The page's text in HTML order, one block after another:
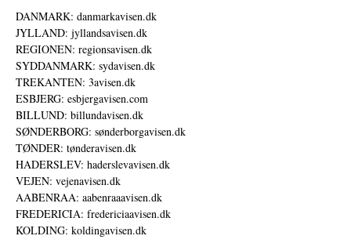
DANMARK: danmarkavisen.dk
JYLLAND: jyllandsavisen.dk
REGIONEN: regionsavisen.dk
SYDDANMARK: sydavisen.dk
TREKANTEN: 3avisen.dk
ESBJERG: esbjergavisen.com
BILLUND: billundavisen.dk
SØNDERBORG: sønderborgavisen.dk
TØNDER: tønderavisen.dk
HADERSLEV: haderslevavisen.dk
VEJEN: vejenavisen.dk
AABENRAA: aabenraaavisen.dk
FREDERICIA: fredericiaavisen.dk
KOLDING: koldingavisen.dk